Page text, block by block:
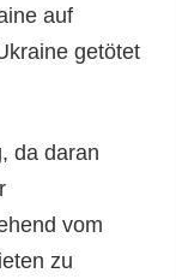
auf
getötet
da daran
vom
zu